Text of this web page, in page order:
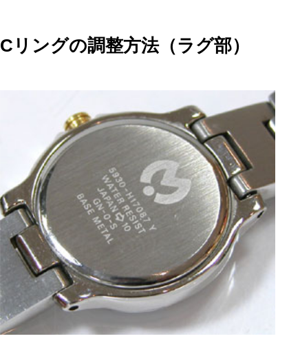
Cリングの調整方法（ラグ部）